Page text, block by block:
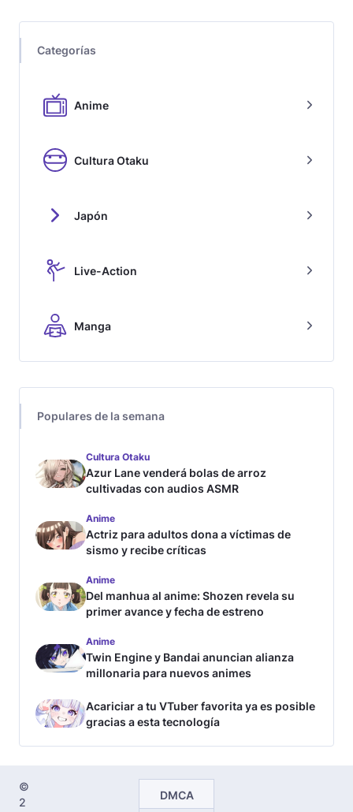
Categorías
Anime
Cultura Otaku
Japón
Live-Action
Manga
Populares de la semana
Cultura Otaku
Azur Lane venderá bolas de arroz
cultivadas con audios ASMR
Anime
Actriz para adultos dona a víctimas de
sismo y recibe críticas
Anime
Del manhua al anime: Shozen revela su
primer avance y fecha de estreno
Anime
Twin Engine y Bandai anuncian alianza
millonaria para nuevos animes
Acariciar a tu VTuber favorita ya es posible
gracias a esta tecnología
©
2
DMCA